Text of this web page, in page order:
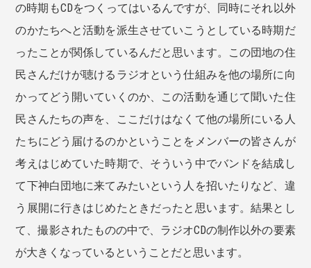
の時期もCDをつくってはいるんですが、同時にそれ以外
のかたちへと活動を派生させていこうとしている時期だ
ったことが関係しているんだと思います。この団地の住
民さんだけが聴けるラジオという仕組みを他の場所に向
かってどう開いていくのか、この活動を通じて聞いた住
民さんたちの声を、ここだけはなくて他の場所にいる人
たちにどう届けるのかということをメンバーの皆さんが
考えはじめていた時期で、そういう中でバンドを結成し
て下神白団地に来てみたいという人を招いたりなど、違
う展開に行きはじめたときだったと思います。結果とし
て、撮影されたものの中で、ラジオCDの制作以外の要素
が大きくなっているということだと思います。